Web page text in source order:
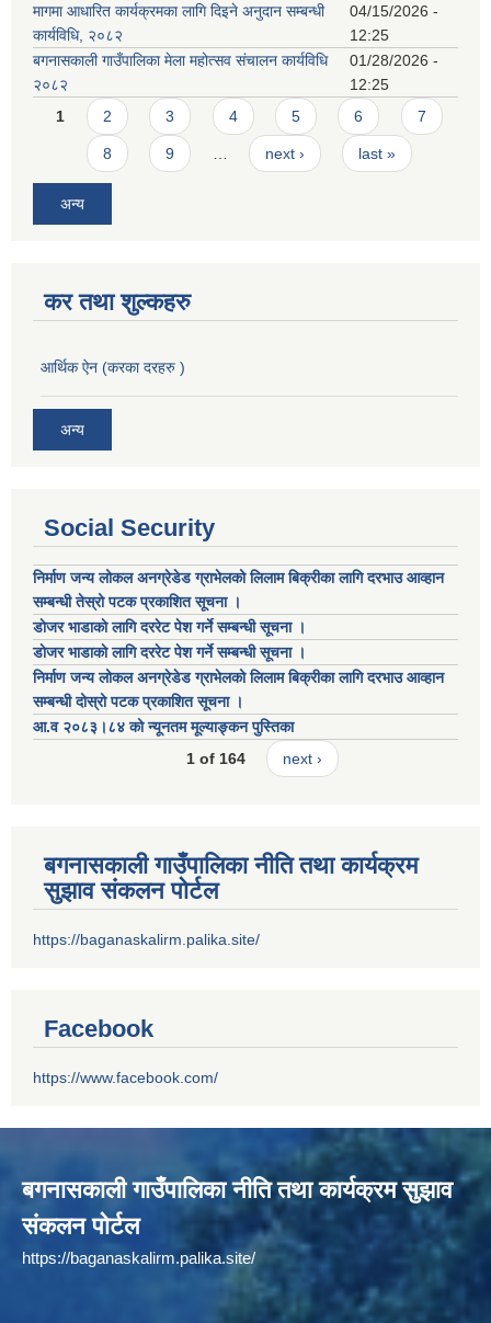
मागमा आधारित कार्यक्रमका लागि दिइने अनुदान सम्बन्धी
कार्यविधि, २०८२
04/15/2026 -
12:25
बगनासकाली गाउँपालिका मेला महोत्सव संचालन कार्यविधि
२०८२
01/28/2026 -
12:25
Pages
1 2 3 4 5 6 7
8 9 next › last »
अन्य
कर तथा शुल्कहरु
आर्थिक ऐन (करका दरहरु )
अन्य
Social Security
निर्माण जन्य लोकल अनग्रेडेड ग्राभेलको लिलाम बिक्रीका लागि दरभाउ आव्हान
सम्बन्धी तेस्रो पटक प्रकाशित सूचना ।
डाेजर भाडाकाे लागि दररेट पेश गर्ने सम्बन्धी सूचना ।
डाेजर भाडाकाे लागि दररेट पेश गर्ने सम्बन्धी सूचना ।
निर्माण जन्य लोकल अनग्रेडेड ग्राभेलको लिलाम बिक्रीका लागि दरभाउ आव्हान
सम्बन्धी दोस्रो पटक प्रकाशित सूचना ।
आ.व २०८३।८४ को न्यूनतम मूल्याङ्कन पुस्तिका
1 of 164
next ›
बगनासकाली गाउँपालिका नीति तथा कार्यक्रम
सुझाव संकलन पोर्टल
https://baganaskalirm.palika.site/
Facebook
https://www.facebook.com/
बगनासकाली गाउँपालिका नीति तथा कार्यक्रम सुझाव
संकलन पोर्टल
https://baganaskalirm.palika.site/